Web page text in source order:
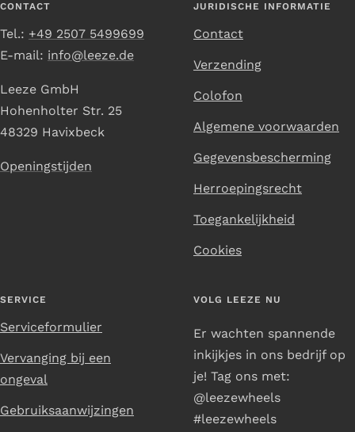
CONTACT
Tel.: +49 2507 5499699
E-mail: info@leeze.de
Leeze GmbH
Hohenholter Str. 25
48329 Havixbeck
Openingstijden
JURIDISCHE INFORMATIE
Contact
Verzending
Colofon
Algemene voorwaarden
Gegevensbescherming
Herroepingsrecht
Toegankelijkheid
Cookies
SERVICE
Serviceformulier
Vervanging bij een
ongeval
Gebruiksaanwijzingen
VOLG LEEZE NU
Er wachten spannende
inkijkjes in ons bedrijf op
je! Tag ons met:
@leezewheels
#leezewheels